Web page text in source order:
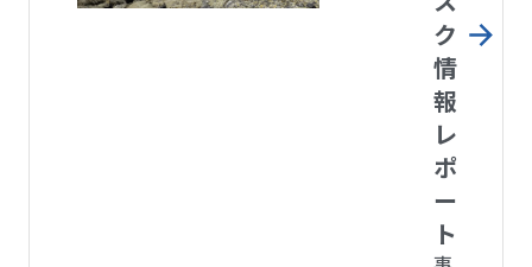
ク
情
報
レ
ポ
ー
ト